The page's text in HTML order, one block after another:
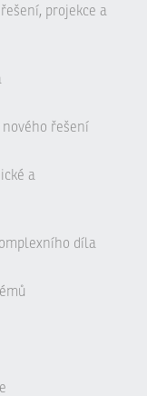
projekce a
řešení
a
díla